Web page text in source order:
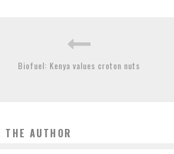
Biofuel: Kenya values croton nuts
THE AUTHOR